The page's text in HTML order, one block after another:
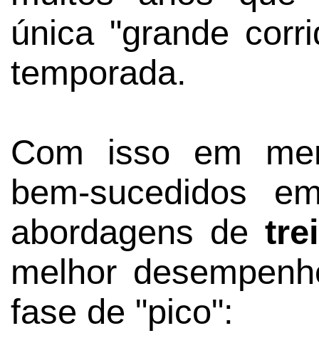
única "grande
temporada.
Com isso em
bem-sucedidos
abordagens de
melhor
fase de "pico":